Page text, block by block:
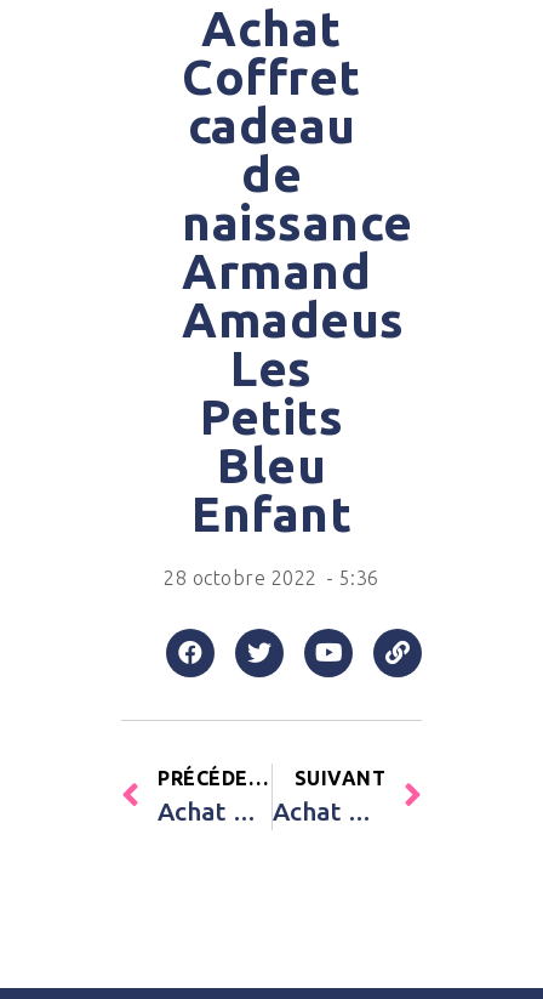
Achat
Coffret
cadeau
de
naissance
Armand
Amadeus
Les
Petits
Bleu
Enfant
28 octobre 2022 - 5:36
PRÉCÉDENT
Achat Gigoteuse chaude Happy écrue TOG 3 (90 cm) Domiva Rose Enfant
SUIVANT
Achat Veilleuse magique pour des rêves doux Cactus (13 cm) Mr. Wonderful Vert Enfant